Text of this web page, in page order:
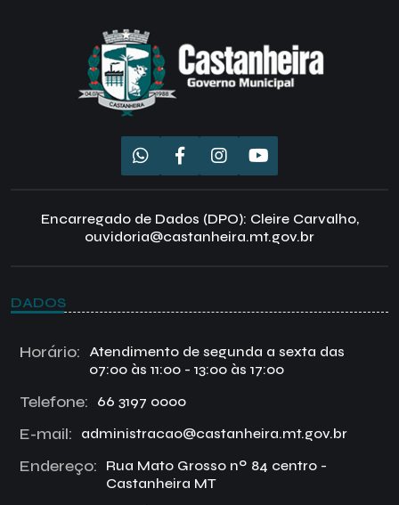
Encarregado de Dados (DPO): Cleire Carvalho,
ouvidoria@castanheira.mt.gov.br
DADOS
Horário:
Atendimento de segunda a sexta das
07:00 às 11:00 - 13:00 às 17:00
Telefone: 66 3197 0000
E-mail: administracao@castanheira.mt.gov.br
Endereço:
Rua Mato Grosso nº 84 centro -
Castanheira MT